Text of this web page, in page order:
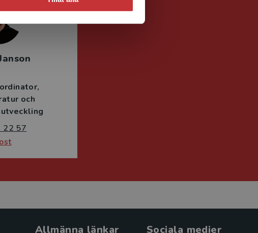
och
22 57
Allmänna länkar Sociala medier